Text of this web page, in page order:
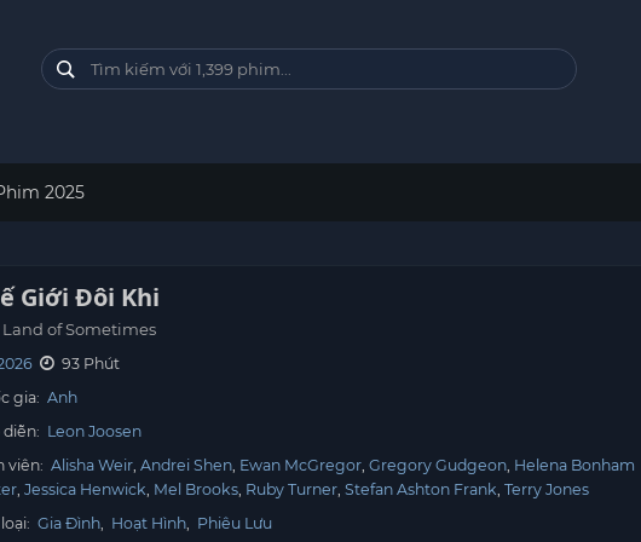
2025
Giới Đôi Khi
Land of Sometimes
93 Phút
gia: Anh
Leon Joosen
viên: Alisha Weir Andrei Shen Ewan McGregor Gregory Gudgeon Helena Bonham
Jessica Henwick Mel Brooks Ruby Turner Stefan Ashton Frank Terry Jones
Gia Đình, Hoạt Hình, Phiêu Lưu